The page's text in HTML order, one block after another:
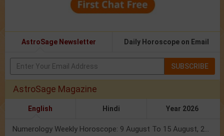
AstroSage Newsletter Daily Horoscope on Email
SUBSCRIBE
AstroSage Magazine
English Hindi Year 2026
Numerology Weekly Horoscope: 9 August To 15 August, 2026